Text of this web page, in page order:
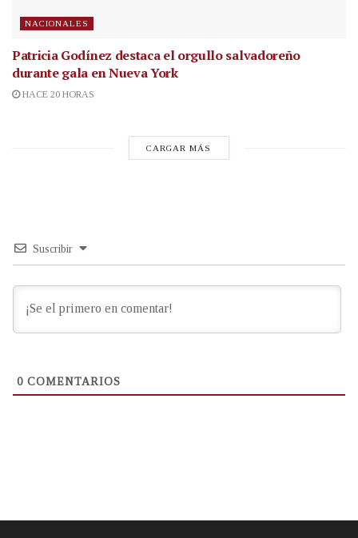
NACIONALES
Patricia Godínez destaca el orgullo salvadoreño
durante gala en Nueva York
HACE 20 HORAS
CARGAR MÁS
Suscribir
0 COMENTARIOS